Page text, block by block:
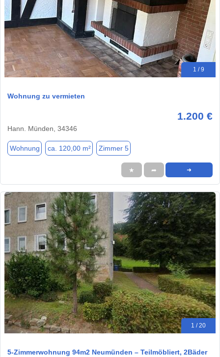
1 / 9
Wohnung zu vermieten
1.200 €
Hann. Münden, 34346
Wohnung ca. 120,00 m² Zimmer 5
★ ➦ ➜
1 / 20
5-Zimmerwohnung 94m2 Neumünden – Teilmöbliert, 2Bäder